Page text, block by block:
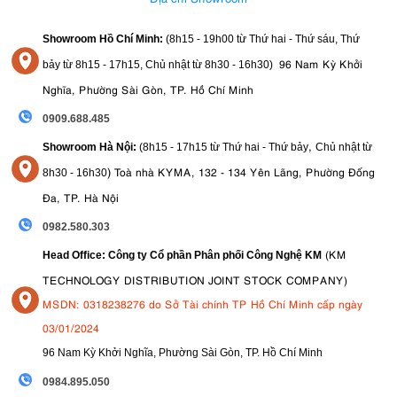
cậy trong môi trường ngoài trời khắc nghiệt.
4. So sánh Sony FE 14mm F1.8 GM với các
sản phẩm tương tự
đến sự kết hợp độc đáo giữa độ nhỏ gọn, độ phân giải cao và khả
năng lấy nét nhanh. Đặc biệt đáng chú ý là độ sắc nét tuyệt vời và
hiệu ứng bokeh tự nhiên, điều hiếm có ống kính nào khác cùng tiêu
cự đạt được.
5. Kết luận về Sony FE 14mm F1.8 GM
Nhìn chung,
tượng trong phân khúc của nó. Với hiệu suất quang học, khả năng
lấy nét và chụp thiếu sáng tốt, ống kính này mang đến vô số khả
năng cho người dùng sáng tạo.
Sở hữu Sony FE 14mm F1.8 GM tại
Showroom Hồ Chí Minh: (8h15 - 19h00 từ Thứ hai - Thứ sáu, Thứ
bảy từ 8h15 - 17h15, Chủ nhật từ 8h30 - 16h30) 96 Nam Kỳ Khởi
Nghĩa, Phường Sài Gòn, TP. Hồ Chí Minh
0909.688.485
Showroom Hà Nội: (8h15 - 17h15 từ Thứ hai - Thứ bảy, Chủ nhật từ
8h30 - 16h30) Toà nhà KYMA, 132 - 134 Yên Lãng, Phường Đống
Đa, TP. Hà Nội
0982.580.303
Head Office: Công ty Cổ phần Phân phối Công Nghệ KM (KM
TECHNOLOGY DISTRIBUTION JOINT STOCK COMPANY)
MSDN: 0318238276 do Sở Tài chính TP Hồ Chí Minh cấp ngày
03/01/2024
96 Nam Kỳ Khởi Nghĩa, Phường Sài Gòn, TP. Hồ Chí Minh
0984.895.050